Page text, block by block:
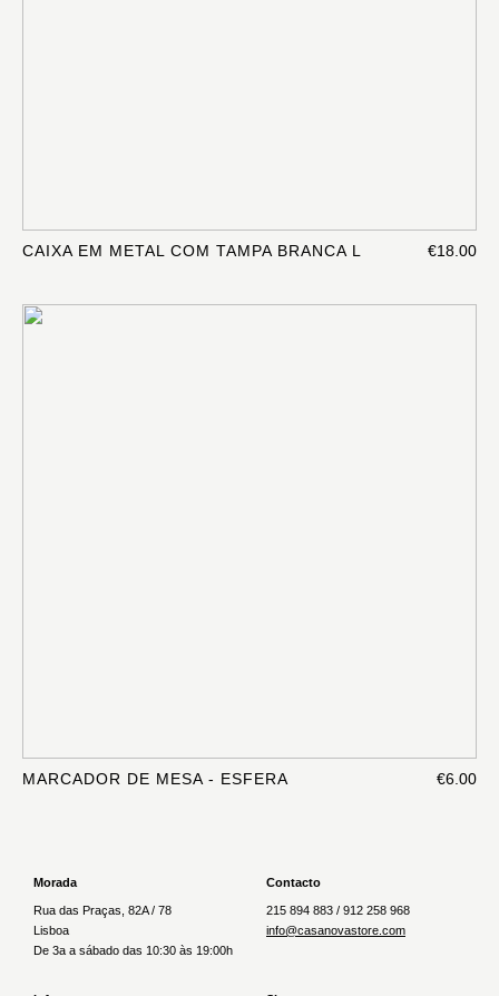
CAIXA EM METAL COM TAMPA BRANCA L €18.00
MARCADOR DE MESA - ESFERA €6.00
Morada
Rua das Praças, 82A / 78
Lisboa
De 3a a sábado das 10:30 às 19:00h
Contacto
215 894 883 / 912 258 968
info@casanovastore.com